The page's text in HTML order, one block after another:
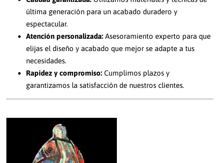
última generación para un acabado duradero y
espectacular.
Atención personalizada: Asesoramiento experto para que
elijas el diseño y acabado que mejor se adapte a tus
necesidades.
Rapidez y compromiso: Cumplimos plazos y
garantizamos la satisfacción de nuestros clientes.